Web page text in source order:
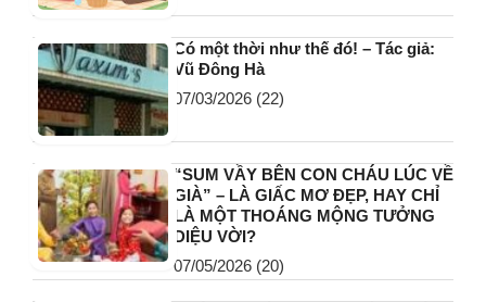
Có một thời như thế đó! – Tác giả:
Vũ Đông Hà
07/03/2026 (22)
“SUM VẦY BÊN CON CHÁU LÚC VỀ
GIÀ” – LÀ GIẤC MƠ ĐẸP, HAY CHỈ
LÀ MỘT THOÁNG MỘNG TƯỞNG
DIỆU VỜI?
07/05/2026 (20)